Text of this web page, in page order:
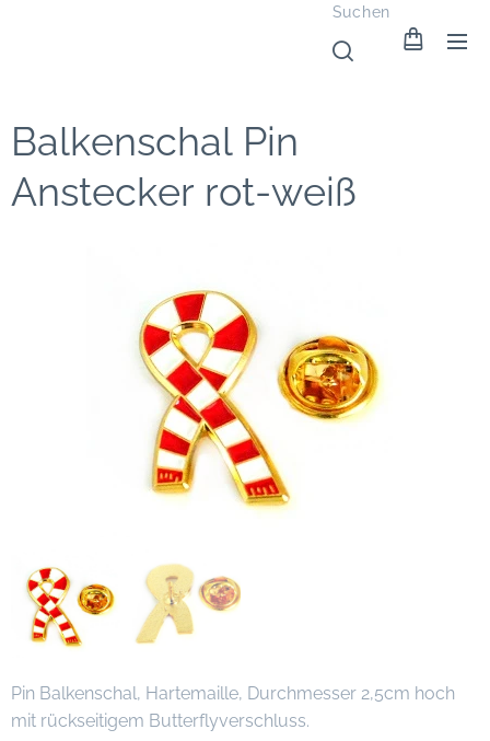
Suchen
Balkenschal Pin
Anstecker rot-weiß
Pin Balkenschal, Hartemaille, Durchmesser 2,5cm hoch
mit rückseitigem Butterflyverschluss.